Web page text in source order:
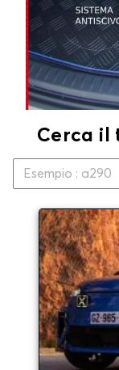
Cerca il